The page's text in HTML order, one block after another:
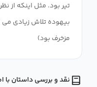
تیر بود. مثل اینکه از
بیهوده تلاش زیادی
مزخرف بود)
نقد و بررسی داستان با امتیاز